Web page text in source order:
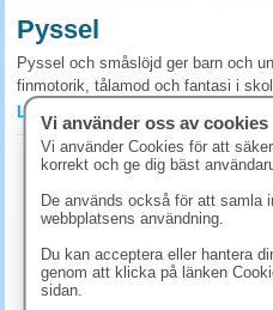
Pyssel
Pyssel och småslöjd ger barn och
finmotorik, tålamod och fantasi i
pysselmaterial skapas engagerande
pyssel och småslöjd till er skola
Vanliga frågor och svar
Vilket pysselmaterial passar
Förskolan klarar tjocka kritor, stora
pysselpaket. Från lågstadiet och
pärlor och egna projekt med flera
Läs mer »
31.10
Vi använder oss av cookies
Vi använder Cookies för att
korrekt och ge dig bäst
De används också för att samla
webbplatsens användning.
Du kan acceptera eller hantera
genom att klicka på länken
sidan.